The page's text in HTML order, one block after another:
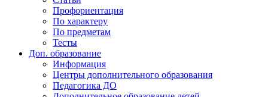
Профориентация
По характеру
По предметам
Тесты
Доп. образование
Информация
Центры дополнительного образования
Педагогика ДО